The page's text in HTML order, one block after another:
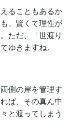
ることもあるか
、賢くて理性が
ただ、「世渡り
ゆきますね。
側の岸を管理す
ば、その真ん中
と渡ってしまう